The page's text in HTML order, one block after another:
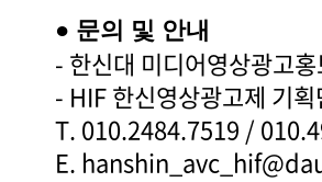
● 문의 및 안내
- 한신대 미디어영상광고
- HIF 한신영상광고제 기
T. 010.2484.7519 /
E.